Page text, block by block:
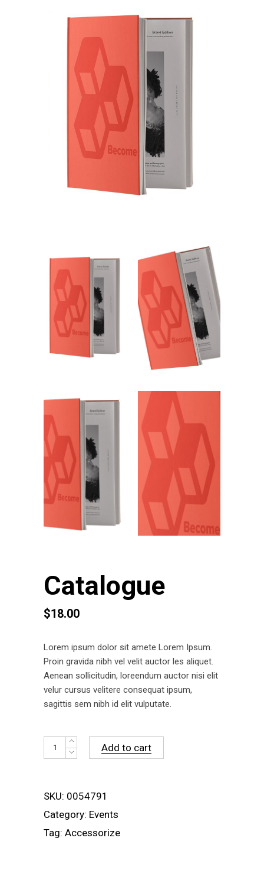
Catalogue
$18.00
Lorem ipsum dolor sit amete Lorem Ipsum.
Proin gravida nibh vel velit auctor les aliquet.
Aenean sollicitudin, loreendum auctor nisi elit
velur cursus velitere consequat ipsum,
sagittis sem nibh id elit vulputate.
Catalogue
quantity
Add to cart
SKU: 0054791
Category: Events
Tag: Accessorize